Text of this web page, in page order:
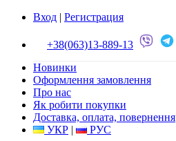
Вход | Регистрация
+38(063)13-889-13
Новинки
Оформлення замовлення
Про нас
Як робити покупки
Доставка, оплата, повернення
УКР | РУС